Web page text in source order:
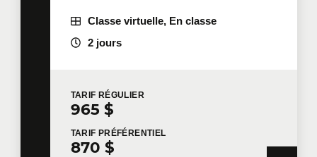
Formation*
Classe virtuelle, En classe
2 jours
TARIF RÉGULIER
965 $
TARIF PRÉFÉRENTIEL
870 $